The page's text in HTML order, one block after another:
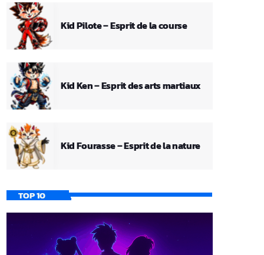
Kid Pilote – Esprit de la course
Kid Ken – Esprit des arts martiaux
Kid Fourasse – Esprit de la nature
TOP 10